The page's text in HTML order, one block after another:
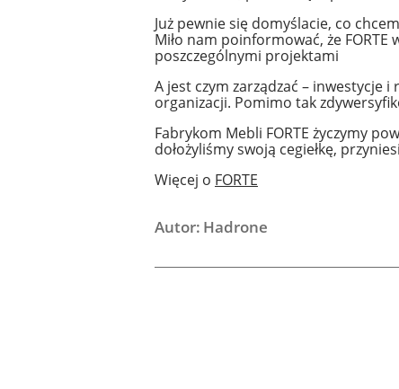
Już pewnie się domyślacie, co
Miło nam poinformować, że
poszczególnymi projektami
A jest czym zarządzać –
organizacji. Pomimo tak
Fabrykom Mebli FORTE życzymy
dołożyliśmy swoją cegiełkę,
Więcej o FORTE
Autor: Hadrone